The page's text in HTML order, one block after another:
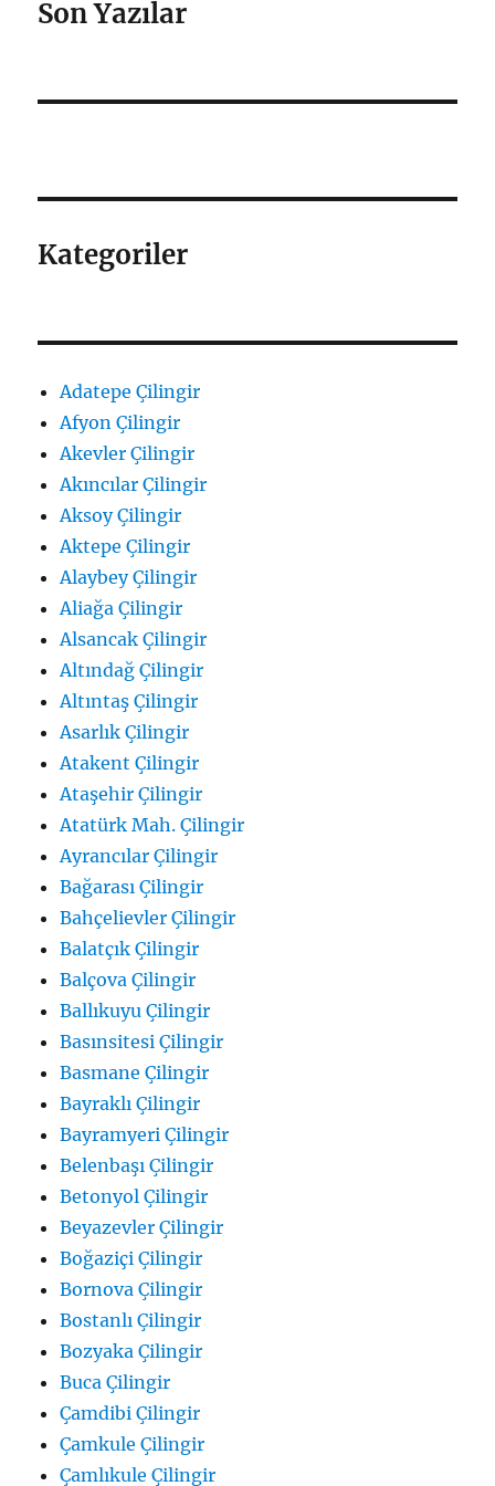
Son Yazılar
Kategoriler
Adatepe Çilingir
Afyon Çilingir
Akevler Çilingir
Akıncılar Çilingir
Aksoy Çilingir
Aktepe Çilingir
Alaybey Çilingir
Aliağa Çilingir
Alsancak Çilingir
Altındağ Çilingir
Altıntaş Çilingir
Asarlık Çilingir
Atakent Çilingir
Ataşehir Çilingir
Atatürk Mah. Çilingir
Ayrancılar Çilingir
Bağarası Çilingir
Bahçelievler Çilingir
Balatçık Çilingir
Balçova Çilingir
Ballıkuyu Çilingir
Basınsitesi Çilingir
Basmane Çilingir
Bayraklı Çilingir
Bayramyeri Çilingir
Belenbaşı Çilingir
Betonyol Çilingir
Beyazevler Çilingir
Boğaziçi Çilingir
Bornova Çilingir
Bostanlı Çilingir
Bozyaka Çilingir
Buca Çilingir
Çamdibi Çilingir
Çamkule Çilingir
Çamlıkule Çilingir